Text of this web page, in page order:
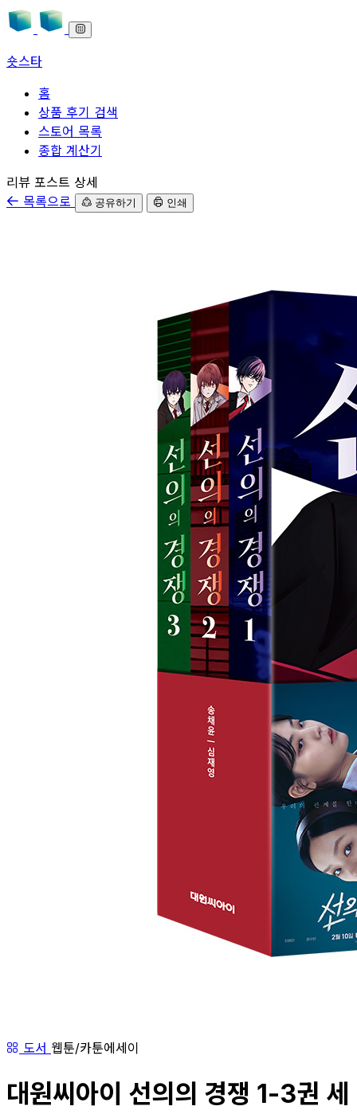
숏스타
홈
상품 후기 검색
스토어 목록
종합 계산기
본문으로 바로가기
리뷰 포스트 상세
목록으로
공유하기 인쇄
도서 웹툰/카툰에세이
대원씨아이 선의의 경쟁 1-3권 세